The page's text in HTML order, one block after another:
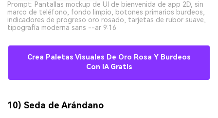
Prompt: Pantallas mockup de UI de bienvenida de app 2D, sin
marco de teléfono, fondo limpio, botones primarios burdeos,
indicadores de progreso oro rosado, tarjetas de rubor suave,
tipografía moderna sans --ar 9:16
Crea Paletas Visuales De Oro Rosa Y Burdeos
Con IA Gratis
10) Seda de Arándano